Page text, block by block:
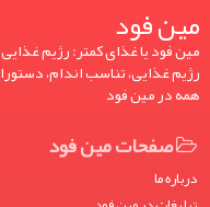
مین فود
مین فود یا غذای کمتر: رژیم غذایی
رژیم غذایی، تناسب اندام،
همه در مین فود
صفحات مین فود
درباره ما